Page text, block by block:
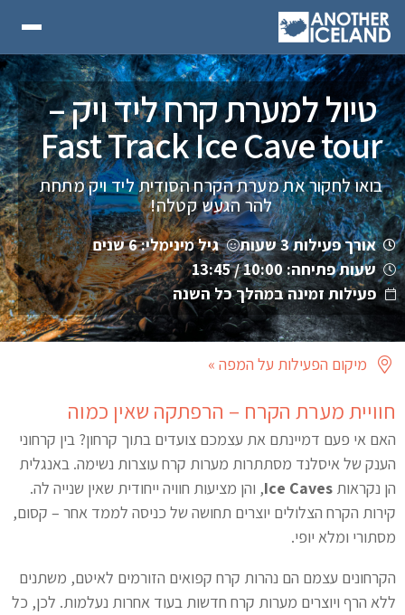
טיול למערת קרח ליד ויק –
Fast Track Ice Cave tour
בואו לחקור את מערת הקרח הסודית ליד ויק מתחת
להר הגעש קטלה!
אורך פעילות 3 שעות
גיל מינימלי: 6 שנים
שעות פתיחה: 10:00 / 13:45
פעילות זמינה במהלך כל השנה
מיקום הפעילות על המפה »
חוויית מערת הקרח – הרפתקה שאין כמוה
האם אי פעם דמיינתם את עצמכם צועדים בתוך קרחון? בין קרחוני
הענק של איסלנד מסתתרות מערות קרח עוצרות נשימה. באנגלית
הן נקראות Ice Caves, והן מציעות חוויה ייחודית שאין שנייה לה.
קירות הקרח הצלולים יוצרים תחושה של כניסה לממד אחר – קסום,
מסתורי ומלא יופי.
הקרחונים עצמם הם נהרות קרח קפואים הזורמים לאיטם, משתנים
ללא הרף ויוצרים מערות קרח חדשות בעוד אחרות נעלמות. לכן, כל